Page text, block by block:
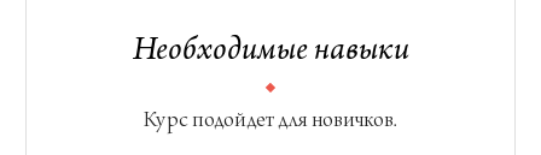
Необходимые навыки
Курс подойдет для новичков.